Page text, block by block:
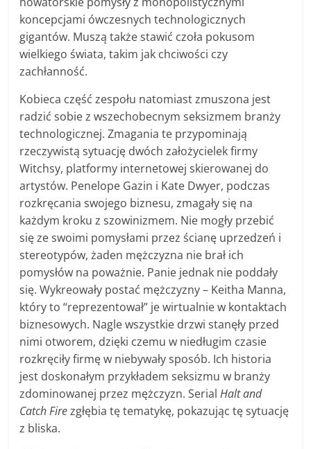
koncepcjami ówczesnych technologicznych
gigantów. Muszą także stawić czoła pokusom
wielkiego świata, takim jak chciwości czy
zachłanność.
Kobieca część zespołu natomiast zmuszona jest
radzić sobie z wszechobecnym seksizmem branży
technologicznej. Zmagania te przypominają
rzeczywistą sytuację dwóch założycielek firmy
Witchsy, platformy internetowej skierowanej do
artystów. Penelope Gazin i Kate Dwyer, podczas
rozkręcania swojego biznesu, zmagały się na
każdym kroku z szowinizmem. Nie mogły przebić
się ze swoimi pomysłami przez ścianę uprzedzeń i
stereotypów, żaden mężczyzna nie brał ich
pomysłów na poważnie. Panie jednak nie poddały
się. Wykreowały postać mężczyzny – Keitha Manna,
który to “reprezentował” je wirtualnie w kontaktach
biznesowych. Nagle wszystkie drzwi stanęły przed
nimi otworem, dzięki czemu w niedługim czasie
rozkręciły firmę w niebywały sposób. Ich historia
jest doskonałym przykładem seksizmu w branży
zdominowanej przez mężczyzn. SerialHalt and
Catch Firezgłębia tę tematykę, pokazując tę sytuację
z bliska.